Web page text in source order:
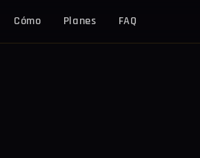
Cómo Planes FAQ